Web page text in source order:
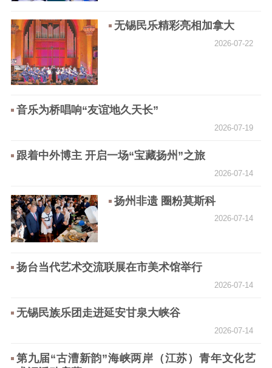
精品出版 全民阅读
出版监管
党建要闻 学习在线
紫金人才 职称评审
公共服务
提升资源库
政务服务
作品著作权
文艺创作
文化产业
数字出版
新闻发布工作备
无锡民乐精彩亮相加拿大
2026-07-22
音乐为桥唱响“友谊地久天长”
2026-07-19
跟着中外博主 开启一场“宝藏扬州”之旅
2026-07-14
扬州非遗 圈粉莫斯科
2026-07-14
扬台当代艺术交流联展在市美术馆举行
2026-07-14
无锡民族乐团走进延安甘泉大峡谷
2026-07-14
第九届“古漕新韵”海峡两岸（江苏）青年文化艺